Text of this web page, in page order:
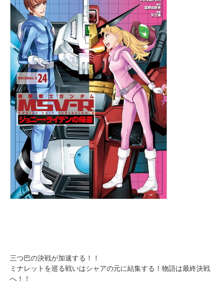
三つ巴の決戦が加速する！！
ミナレットを巡る戦いはシャアの元に結集する！物語は最終決戦
へ！！